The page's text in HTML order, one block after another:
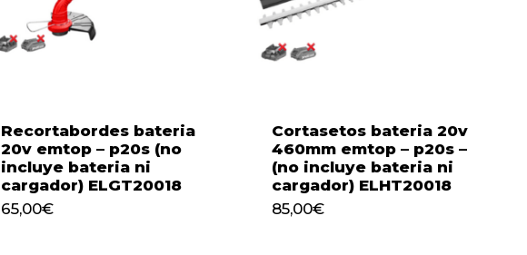
Recortabordes bateria
20v emtop – p20s (no
incluye bateria ni
cargador) ELGT20018
65,00€
65,00 €
Cortasetos bateria 20v
460mm emtop – p20s –
(no incluye bateria ni
cargador) ELHT20018
85,00€
85,00 €